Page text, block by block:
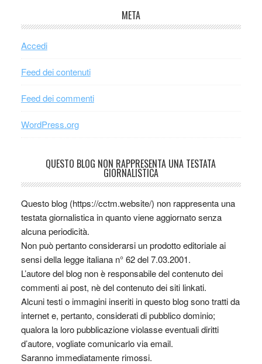
META
Accedi
Feed dei contenuti
Feed dei commenti
WordPress.org
QUESTO BLOG NON RAPPRESENTA UNA TESTATA
GIORNALISTICA
Questo blog (https://cctm.website/) non rappresenta una
testata giornalistica in quanto viene aggiornato senza
alcuna periodicità.
Non può pertanto considerarsi un prodotto editoriale ai
sensi della legge italiana n° 62 del 7.03.2001.
L’autore del blog non è responsabile del contenuto dei
commenti ai post, nè del contenuto dei siti linkati.
Alcuni testi o immagini inseriti in questo blog sono tratti da
internet e, pertanto, considerati di pubblico dominio;
qualora la loro pubblicazione violasse eventuali diritti
d’autore, vogliate comunicarlo via email.
Saranno immediatamente rimossi.